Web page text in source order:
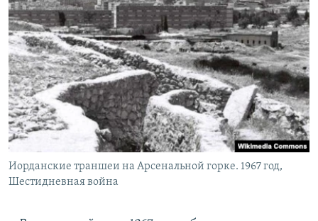
Иорданские траншеи на Арсенальной горке. 1967 год,
Шестидневная война